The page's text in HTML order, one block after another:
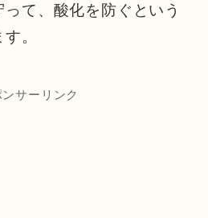
て、酸化を防ぐという
。
ンサーリンク